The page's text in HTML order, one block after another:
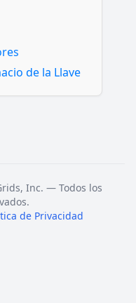
de la Llave
Inc. — Todos los
de Privacidad